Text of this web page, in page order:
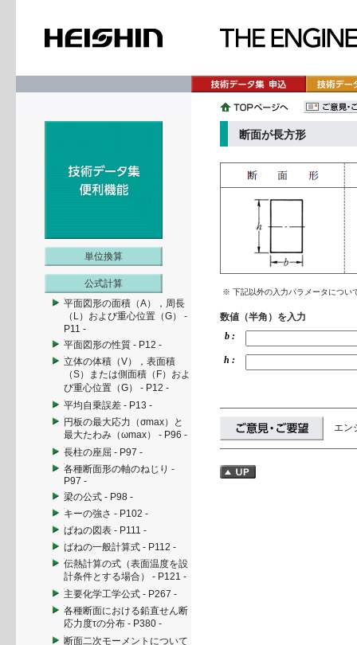
単位換算
公式計算
平面図形の面積（A），周長
（L）および重心位置（G） -
P11 -
平面図形の性質 - P12 -
立体の体積（V），表面積
（S）または側面積（F）およ
び重心位置（G） - P12 -
平均自乗誤差 - P13 -
円板の最大応力（σmax）と
最大たわみ（ωmax） - P96 -
長柱の座屈 - P97 -
各種断面形の軸のねじり -
P97 -
梁の公式 - P98 -
キーの強さ - P102 -
ばねの図表 - P111 -
ばねの一般計算式 - P112 -
伝熱計算の式（表面温度を設
計条件とする場合） - P121 -
主要化学工学公式 - P267 -
各種断面における鉛直せん断
応力度τの分布 - P380 -
断面二次モーメントについて
断面が長方形
※ 下記以外の入力パラメータについ
数値（半角）を入力
b :
h :
エン